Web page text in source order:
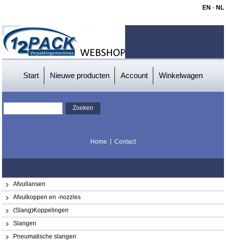
EN - NL
Start Nieuwe producten Account Winkelwagen
Home Contact
Afvullansen
Afvulkoppen en -nozzles
(Slang)Koppelingen
Slangen
Pneumatische slangen